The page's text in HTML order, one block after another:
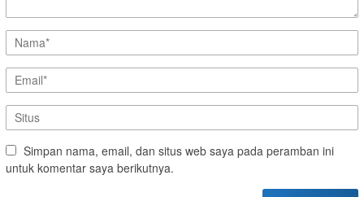
Simpan nama, email, dan situs web saya pada peramban ini
untuk komentar saya berikutnya.